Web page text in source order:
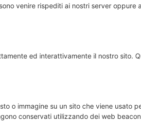
venire rispediti ai nostri server oppure
ed interattivamente il nostro sito.
o immagine su un sito che viene usato
conservati utilizzando dei web